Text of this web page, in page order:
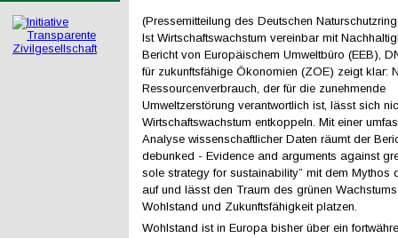
(Pressemitteilung des Deutschen
Ist Wirtschaftswachstum vereinbar mit
Bericht von Europäischem Umweltbüro (EEB),
für zukunftsfähige Ökonomien (ZOE) zeigt klar:
Ressourcenverbrauch, der für die zunehmende
Umweltzerstörung verantwortlich ist, lässt sich
Wirtschaftswachstum entkoppeln. Mit einer
Analyse wissenschaftlicher Daten räumt der
debunked - Evidence and arguments against
sole strategy for sustainability” mit dem Mythos
auf und lässt den Traum des grünen
Wohlstand und Zukunftsfähigkeit platzen.
Wohlstand ist in Europa bisher über ein